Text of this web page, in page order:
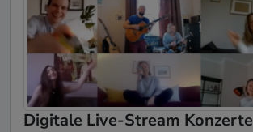
Digitale Live-Stream Konzerte